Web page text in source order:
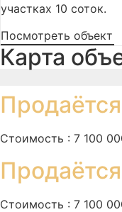
участках 10 соток.
Посмотреть объект
Карта
Продаётся
Стоимость : 7 100
Продаётся
Стоимость : 7 100